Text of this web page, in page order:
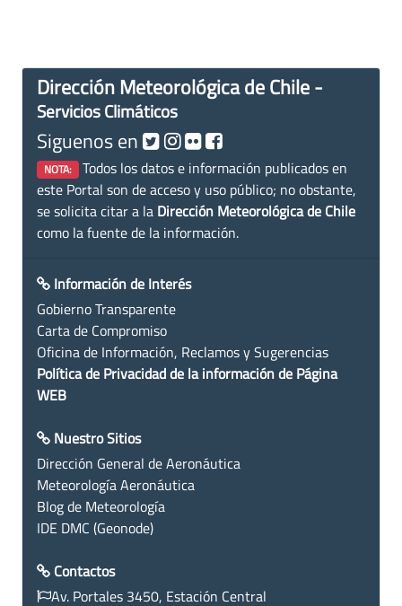
Dirección Meteorológica de Chile -
Servicios Climáticos
Siguenos en
NOTA: Todos los datos e información publicados en
este Portal son de acceso y uso público; no obstante,
se solicita citar a la Dirección Meteorológica de Chile
como la fuente de la información.
Información de Interés
Gobierno Transparente
Carta de Compromiso
Oficina de Información, Reclamos y Sugerencias
Política de Privacidad de la información de Página
WEB
Nuestro Sitios
Dirección General de Aeronáutica
Meteorología Aeronáutica
Blog de Meteorología
IDE DMC (Geonode)
Contactos
Av. Portales 3450, Estación Central